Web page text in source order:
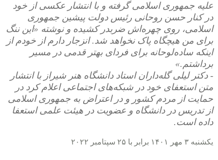
علیه جمهوری اسلامی گرفته و با انتشار عکسی از خود
در کنار حسن روحانی رئیس دولت پیشین جمهوری
اسلامی، روی چهره‌‌‌اش ضربدر کشیده و نوشته «این ننگ
برای من هیچگاه پاک نخواهد شد. انزجار دارم از خودم از
اینکه ساده‌لوحانه برای فردای بهتر قدمی در مسیر
برداشتم.»
- دکتر لیلی گله‌داران استاد دانشگاه هنر شیراز با انتشار
متن استعفای خود در شبکه‌های اجتماعی اعلام کرد در
حمایت از مردم کشور و در اعتراض به جمهوری اسلامی
از تدریس در دانشگاه و عضویت در هیئت علمی استعفا
داده است.
یکشنبه ۳ مهر ۱۴۰۱ برابر با ۲۵ سپتامبر ۲۰۲۲